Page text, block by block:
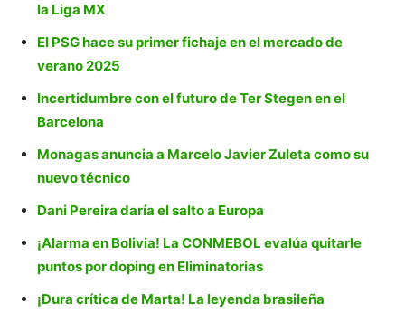
la Liga MX
El PSG hace su primer fichaje en el mercado de
verano 2025
Incertidumbre con el futuro de Ter Stegen en el
Barcelona
Monagas anuncia a Marcelo Javier Zuleta como su
nuevo técnico
Dani Pereira daría el salto a Europa
¡Alarma en Bolivia! La CONMEBOL evalúa quitarle
puntos por doping en Eliminatorias
¡Dura crítica de Marta! La leyenda brasileña